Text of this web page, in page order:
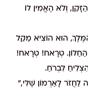
וְלֹא הֶאֱמִין לוֹ
הוּא הוֹצִיא מַקֵּל
הַחַלּוֹן. טְרָאח! טְרָאח!
לִבְרֹחַ.
לַחֲזֹר לָאַרְמוֹן שֶׁלִּי,"